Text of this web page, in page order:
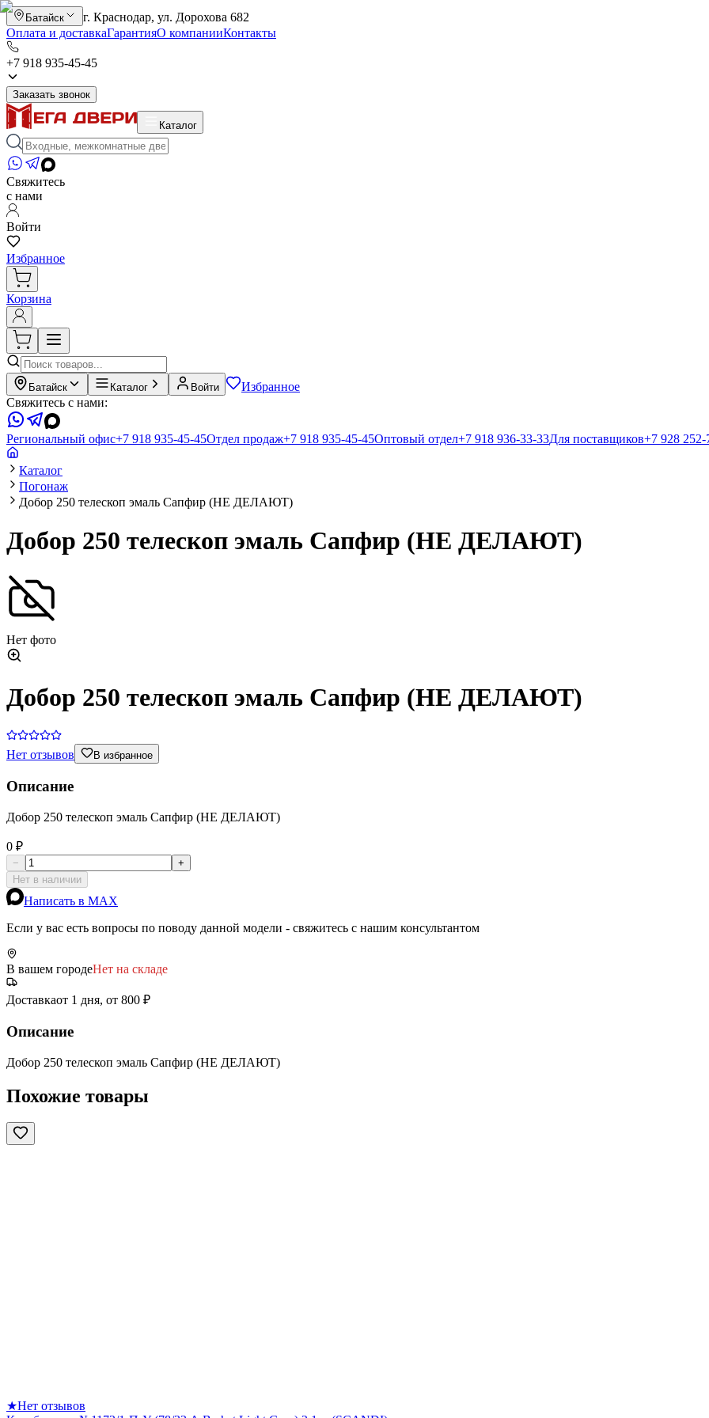
Батайск
г. Краснодар, ул. Дорохова 682
Оплата и доставкаГарантияО компанииКонтакты
+7 918 935-45-45
Заказать звонок
Каталог
Свяжитесь
с нами
Войти
Избранное
Корзина
Батайск Каталог Войти
Избранное
Свяжитесь с нами:
Региональный офис+7 918 935-45-45Отдел продаж+7 918 935-45-45Оптовый отдел+7 918 936-33-33Для поставщиков+7 928 252-
Каталог
Погонаж
Добор 250 телескоп эмаль Сапфир (НЕ ДЕЛАЮТ)
Добор 250 телескоп эмаль Сапфир (НЕ ДЕЛАЮТ)
Нет фото
Добор 250 телескоп эмаль Сапфир (НЕ ДЕЛАЮТ)
Нет отзывов В избранное
Описание
Добор 250 телескоп эмаль Сапфир (НЕ ДЕЛАЮТ)
0 ₽
−
+
Нет в наличии
Написать в MAX
Если у вас есть вопросы по поводу данной модели - свяжитесь с нашим консультантом
В вашем городеНет на складе
Доставкаот 1 дня, от 800 ₽
Описание
Добор 250 телескоп эмаль Сапфир (НЕ ДЕЛАЮТ)
Похожие товары
★Нет отзывов